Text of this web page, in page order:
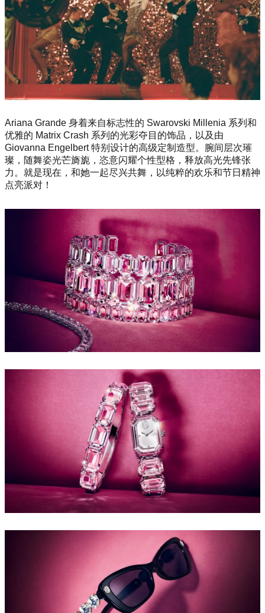
Ariana Grande 身着来自标志性的 Swarovski Millenia 系列和
优雅的 Matrix Crash 系列的光彩夺目的饰品，以及由
Giovanna Engelbert 特别设计的高级定制造型。腕间层次璀
璨，随舞姿光芒旖旎，恣意闪耀个性型格，释放高光先锋张
力。就是现在，和她一起尽兴共舞，以纯粹的欢乐和节日精神
点亮派对！